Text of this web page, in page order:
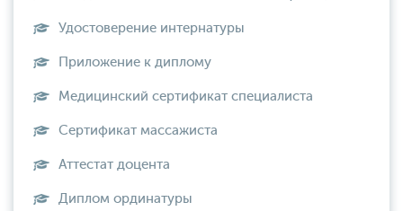
Удостоверение интернатуры
Приложение к диплому
Медицинский сертификат специалиста
Сертификат массажиста
Аттестат доцента
Диплом ординатуры